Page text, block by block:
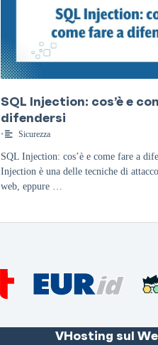
SQL Injection: cos’è e
difendersi
• Sicurezza
SQL Injection: cos’è e come fare a
Injection è una delle tecniche di
web, eppure …
VHosting sul